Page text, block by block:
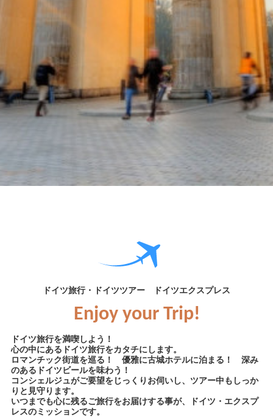
ドイツ旅行・ドイツツアー ドイツエクスプレス
Enjoy your Trip!
ドイツ旅行を満喫しよう！
心の中にあるドイツ旅行をカタチにします。
ロマンチック街道を巡る！ 優雅に古城ホテルに泊まる！ 深み
のあるドイツビールを味わう！
コンシェルジュがご要望をじっくりお伺いし、ツアー中もしっか
りと見守ります。
いつまでも心に残るご旅行をお届けする事が、ドイツ・エクスプ
レスのミッションです。